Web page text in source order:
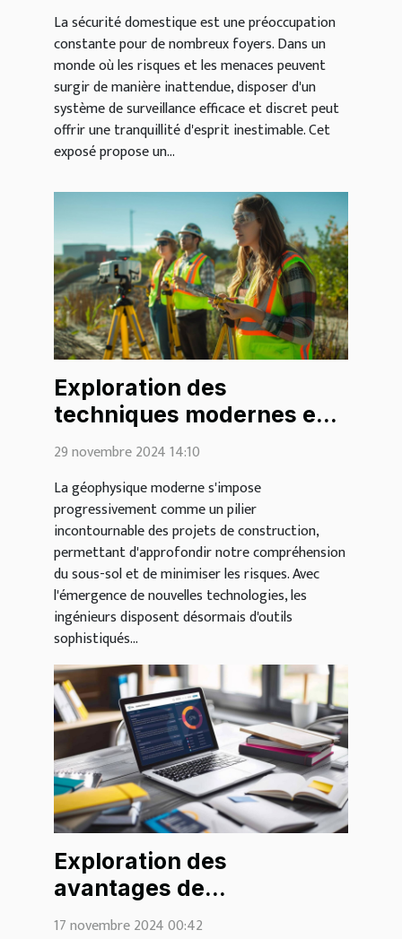
La sécurité domestique est une préoccupation
constante pour de nombreux foyers. Dans un
monde où les risques et les menaces peuvent
surgir de manière inattendue, disposer d'un
système de surveillance efficace et discret peut
offrir une tranquillité d'esprit inestimable. Cet
exposé propose un...
Exploration des
techniques modernes en
géophysique pour
de construction
29 novembre 2024 14:10
La géophysique moderne s'impose
progressivement comme un pilier
incontournable des projets de construction,
permettant d'approfondir notre compréhension
du sous-sol et de minimiser les risques. Avec
l'émergence de nouvelles technologies, les
ingénieurs disposent désormais d'outils
sophistiqués...
Exploration des
avantages de
l'environnement
17 novembre 2024 00:42